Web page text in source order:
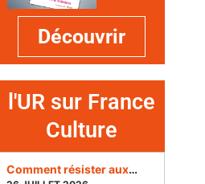
Découvrir
l'UR sur France
Culture
Comment résister aux dangers des réseaux sociaux pour la démocratie ?